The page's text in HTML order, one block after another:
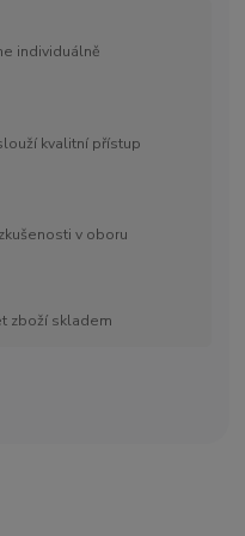
individuálně
kvalitní přístup
v oboru
zboží skladem